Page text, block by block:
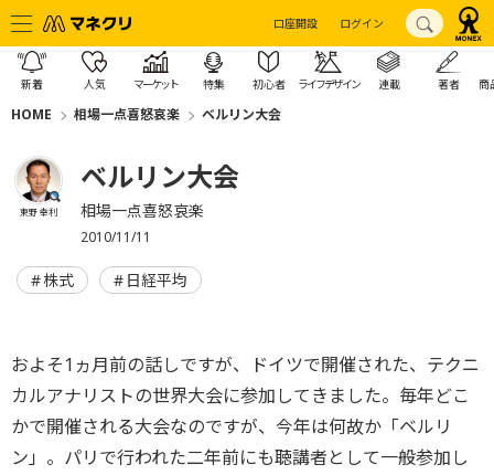
口座開設 ログイン
新着 人気 マーケット 特集 初心者 ライフデザイン 連載 著者 商
HOME 相場一点喜怒哀楽 ベルリン大会
東野 幸利
ベルリン大会
相場一点喜怒哀楽
2010/11/11
株式 日経平均
およそ1ヵ月前の話しですが、ドイツで開催された、テクニ
カルアナリストの世界大会に参加してきました。毎年どこ
かで開催される大会なのですが、今年は何故か「ベルリ
ン」。パリで行われた二年前にも聴講者として一般参加し